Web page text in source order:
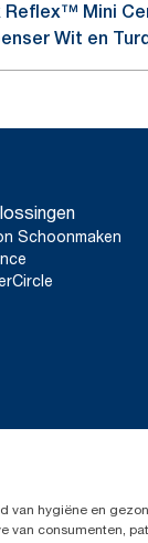
Reflex™ Mini
Wit en
Schoonmaken
van hygiëne en
van consumenten,